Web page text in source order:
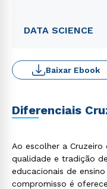
DATA SCIENCE
Baixar Ebook
Diferenciais
Ao escolher a
qualidade e tradição
educacionais de
compromisso é
Rápido e